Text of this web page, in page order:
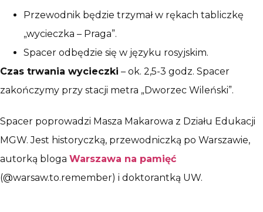
Przewodnik będzie trzymał w rękach tabliczkę
„wycieczka – Praga”.
Spacer odbędzie się w języku rosyjskim.
Czas trwania wycieczki – ok. 2,5-3 godz. Spacer
zakończymy przy stacji metra „Dworzec Wileński”.
Spacer poprowadzi Masza Makarowa z Działu Edukacji
MGW. Jest historyczką, przewodniczką po Warszawie,
autorką bloga Warszawa na pamięć
(@warsaw.to.remember) i doktorantką UW.